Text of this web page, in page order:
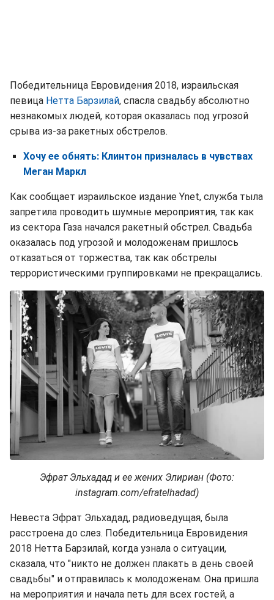
Победительница Евровидения 2018, израильская
певица Нетта Барзилай, спасла свадьбу абсолютно
незнакомых людей, которая оказалась под угрозой
срыва из-за ракетных обстрелов.
Хочу ее обнять: Клинтон призналась в чувствах
Меган Маркл
Как сообщает израильское издание Ynet, служба тыла
запретила проводить шумные мероприятия, так как
из сектора Газа начался ракетный обстрел. Свадьба
оказалась под угрозой и молодоженам пришлось
отказаться от торжества, так как обстрелы
террористическими группировками не прекращались.
Эфрат Эльхадад и ее жених Элириан (Фото:
instagram.com/efratelhadad)
Невеста Эфрат Эльхадад, радиоведущая, была
расстроена до слез. Победительница Евровидения
2018 Нетта Барзилай, когда узнала о ситуации,
сказала, что "никто не должен плакать в день своей
свадьбы" и отправилась к молодоженам. Она пришла
на мероприятия и начала петь для всех гостей, а